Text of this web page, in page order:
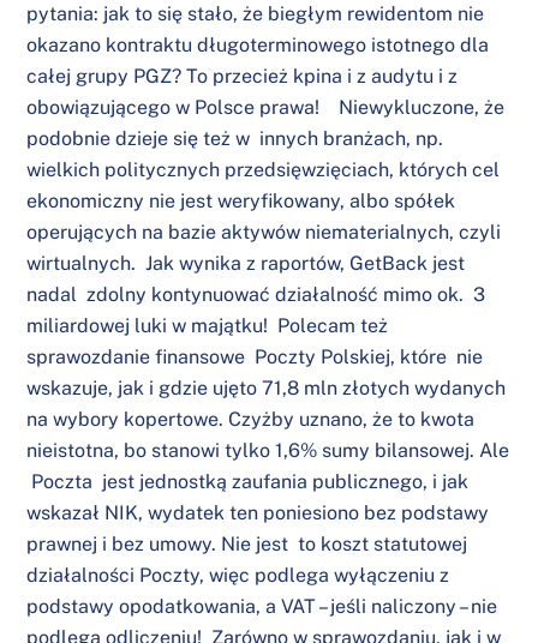
pytania: jak to się stało, że biegłym rewidentom nie
okazano kontraktu długoterminowego istotnego dla
całej grupy PGZ? To przecież kpina i z audytu i z
obowiązującego w Polsce prawa! Niewykluczone, że
podobnie dzieje się też w innych branżach, np.
wielkich politycznych przedsięwzięciach, których cel
ekonomiczny nie jest weryfikowany, albo spółek
operujących na bazie aktywów niematerialnych, czyli
wirtualnych. Jak wynika z raportów, GetBack jest
nadal zdolny kontynuować działalność mimo ok. 3
miliardowej luki w majątku! Polecam też
sprawozdanie finansowe Poczty Polskiej, które nie
wskazuje, jak i gdzie ujęto 71,8 mln złotych wydanych
na wybory kopertowe. Czyżby uznano, że to kwota
nieistotna, bo stanowi tylko 1,6% sumy bilansowej. Ale
Poczta jest jednostką zaufania publicznego, i jak
wskazał NIK, wydatek ten poniesiono bez podstawy
prawnej i bez umowy. Nie jest to koszt statutowej
działalności Poczty, więc podlega wyłączeniu z
podstawy opodatkowania, a VAT – jeśli naliczony – nie
podlega odliczeniu! Zarówno w sprawozdaniu, jak i w